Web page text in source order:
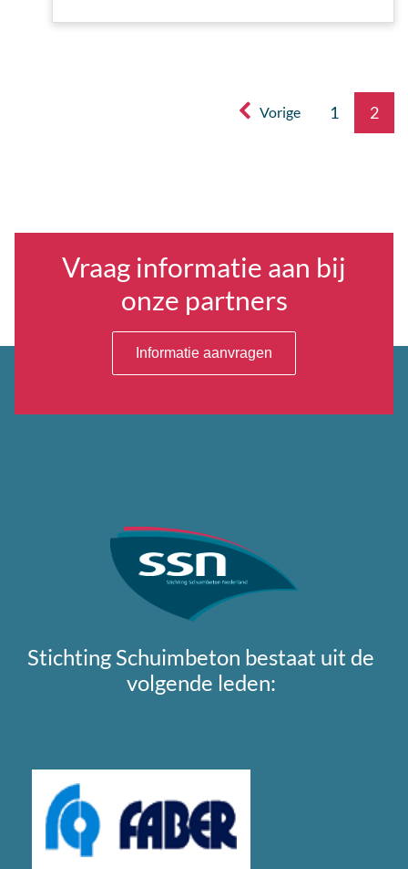
Vorige 1 2
Vraag informatie aan bij
onze partners
Informatie aanvragen
Stichting Schuimbeton bestaat uit de
volgende leden: